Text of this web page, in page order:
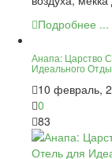
Подробнее ...
Анапа: Царство
Идеального
10 февраль,
0
83